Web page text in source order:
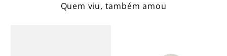
Quem viu, também amou